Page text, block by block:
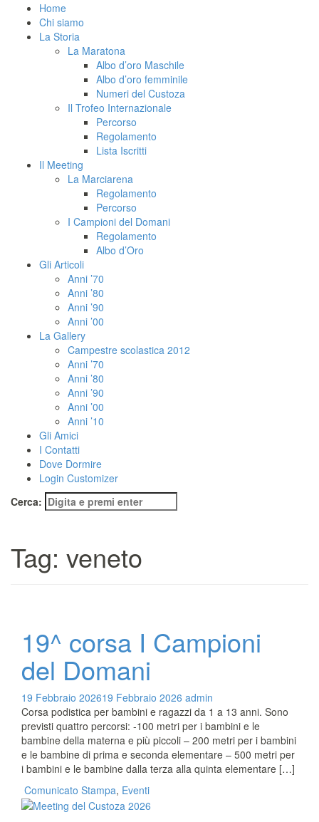
Home
Chi siamo
La Storia
La Maratona
Albo d’oro Maschile
Albo d’oro femminile
Numeri del Custoza
Il Trofeo Internazionale
Percorso
Regolamento
Lista Iscritti
Il Meeting
La Marciarena
Regolamento
Percorso
I Campioni del Domani
Regolamento
Albo d’Oro
Gli Articoli
Anni ’70
Anni ’80
Anni ’90
Anni ’00
La Gallery
Campestre scolastica 2012
Anni ’70
Anni ’80
Anni ’90
Anni ’00
Anni ’10
Gli Amici
I Contatti
Dove Dormire
Login Customizer
Cerca:
Tag: veneto
19^ corsa I Campioni
del Domani
19 Febbraio 202619 Febbraio 2026 admin
Corsa podistica per bambini e ragazzi da 1 a 13 anni. Sono
previsti quattro percorsi: -100 metri per i bambini e le
bambine della materna e più piccoli – 200 metri per i bambini
e le bambine di prima e seconda elementare – 500 metri per
i bambini e le bambine dalla terza alla quinta elementare […]
Comunicato Stampa, Eventi